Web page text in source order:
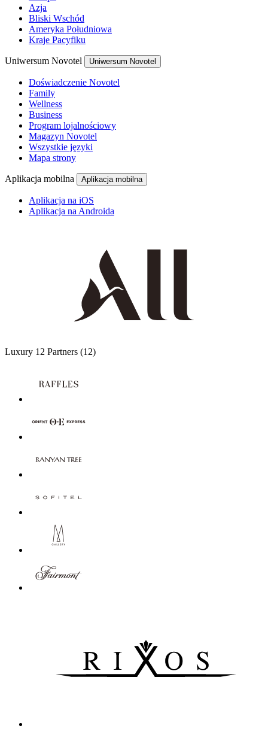
Azja
Bliski Wschód
Ameryka Południowa
Kraje Pacyfiku
Uniwersum Novotel Uniwersum Novotel
Doświadczenie Novotel
Family
Wellness
Business
Program lojalnościowy
Magazyn Novotel
Wszystkie języki
Mapa strony
Aplikacja mobilna Aplikacja mobilna
Aplikacja na iOS
Aplikacja na Androida
Luxury 12 Partners (12)